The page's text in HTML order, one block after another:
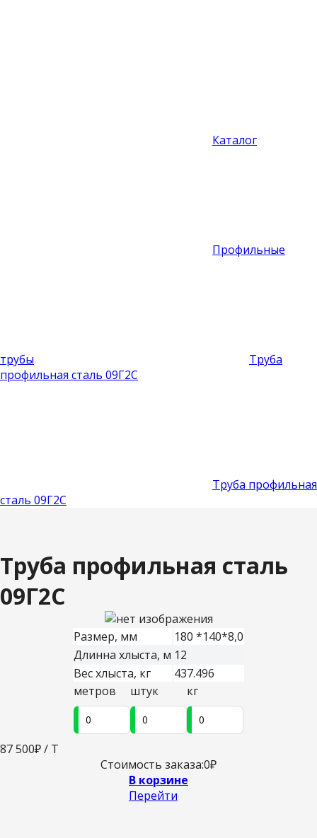
Каталог
Профильные
трубы
Труба
профильная сталь 09Г2С
Труба профильная
сталь 09Г2С
Труба профильная сталь
09Г2С
Размер, мм
180 *140*8,0
Длинна хлыста, м 12
Вес хлыста, кг
437.496
метров
штук кг
87 500₽ / Т
Стоимость заказа:0₽
В корзине
Перейти